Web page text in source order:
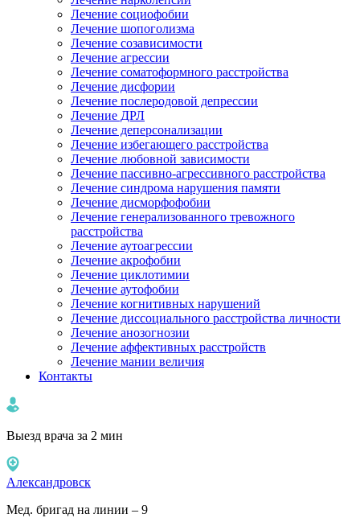
Лечение социофобии
Лечение шопоголизма
Лечение созависимости
Лечение агрессии
Лечение соматоформного расстройства
Лечение дисфории
Лечение послеродовой депрессии
Лечение ДРЛ
Лечение деперсонализации
Лечение избегающего расстройства
Лечение любовной зависимости
Лечение пассивно-агрессивного расстройства
Лечение синдрома нарушения памяти
Лечение дисморфофобии
Лечение генерализованного тревожного
расстройства
Лечение аутоагрессии
Лечение акрофобии
Лечение циклотимии
Лечение аутофобии
Лечение когнитивных нарушений
Лечение диссоциального расстройства личности
Лечение анозогнозии
Лечение аффективных расстройств
Лечение мании величия
Контакты
Выезд врача за 2 мин
Александровск
Мед. бригад на линии – 9